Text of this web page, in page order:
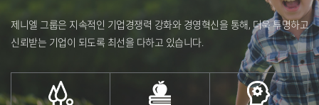
제니엘 그룹은 지속적인 기업경쟁력 강화와 경영혁신을 통해, 더욱 투명하고
신뢰받는 기업이 되도록 최선을 다하고 있습니다.